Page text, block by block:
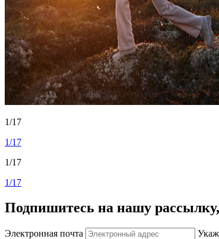
1/17
1/17
1/17
1/17
Подпишитесь на нашу
Электронная почта